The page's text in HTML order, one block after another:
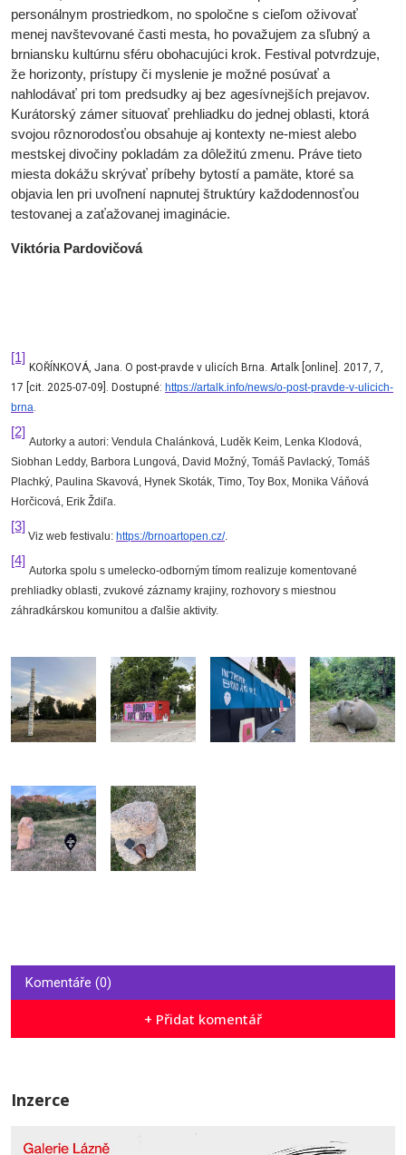
personálnym prostriedkom, no spoločne s cieľom oživovať
menej navštevované časti mesta, ho považujem za sľubný a
brniansku kultúrnu sféru obohacujúci krok. Festival potvrdzuje,
že horizonty, prístupy či myslenie je možné posúvať a
nahlodávať pri tom predsudky aj bez agesívnejších prejavov.
Kurátorský zámer situovať prehliadku do jednej oblasti, ktorá
svojou rôznorodosťou obsahuje aj kontexty ne-miest alebo
mestskej divočiny pokladám za dôležitú zmenu. Práve tieto
miesta dokážu skrývať príbehy bytostí a pamäte, ktoré sa
objavia len pri uvoľnení napnutej štruktúry každodennosťou
testovanej a zaťažovanej imaginácie.
Viktória Pardovičová
[1]
KOŘÍNKOVÁ, Jana. O post-pravde v ulicích Brna. Artalk [online]. 2017, 7,
17 [cit. 2025-07-09]. Dostupné: https://artalk.info/news/o-post-pravde-v-ulicich-
brna.
[2]
Autorky a autori: Vendula Chalánková, Luděk Keim, Lenka Klodová,
Siobhan Leddy, Barbora Lungová, David Možný, Tomáš Pavlacký, Tomáš
Plachký, Paulina Skavová, Hynek Skoták, Timo, Toy Box, Monika Váňová
Horčicová, Erik Ždiľa.
[3]
Viz web festivalu: https://brnoartopen.cz/.
[4]
Autorka spolu s umelecko-odborným tímom realizuje komentované
prehliadky oblasti, zvukové záznamy krajiny, rozhovory s miestnou
záhradkárskou komunitou a ďalšie aktivity.
Komentáře (0)
+ Přidat komentář
Inzerce